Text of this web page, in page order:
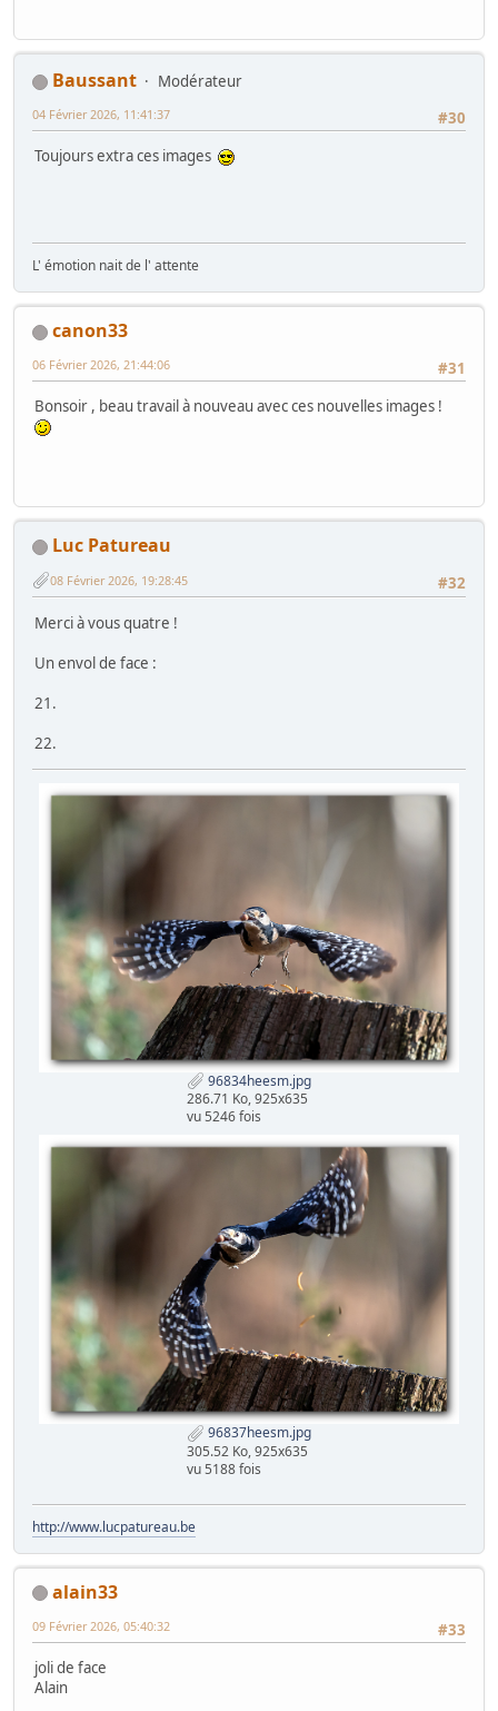
Baussant
Modérateur
#30
04 Février 2026, 11:41:37
Toujours extra ces images
L' émotion nait de l' attente
canon33
#31
06 Février 2026, 21:44:06
Bonsoir , beau travail à nouveau avec ces nouvelles images !
Luc Patureau
#32
08 Février 2026, 19:28:45
Merci à vous quatre !
Un envol de face :
21.
22.
96834heesm.jpg
286.71 Ko, 925x635
vu 5246 fois
96837heesm.jpg
305.52 Ko, 925x635
vu 5188 fois
http://www.lucpatureau.be
alain33
#33
09 Février 2026, 05:40:32
joli de face
Alain